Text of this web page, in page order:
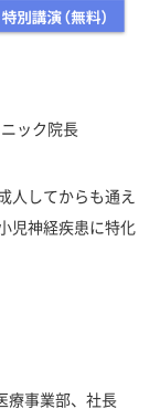
ック院長
人してからも通え
児神経疾患に特化
療事業部、社長